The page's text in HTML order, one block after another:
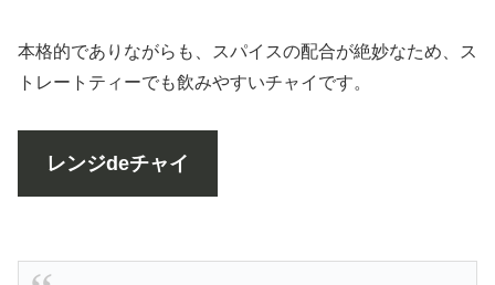
本格的でありながらも、スパイスの配合が絶妙なため、ス
トレートティーでも飲みやすいチャイです。
レンジdeチャイ